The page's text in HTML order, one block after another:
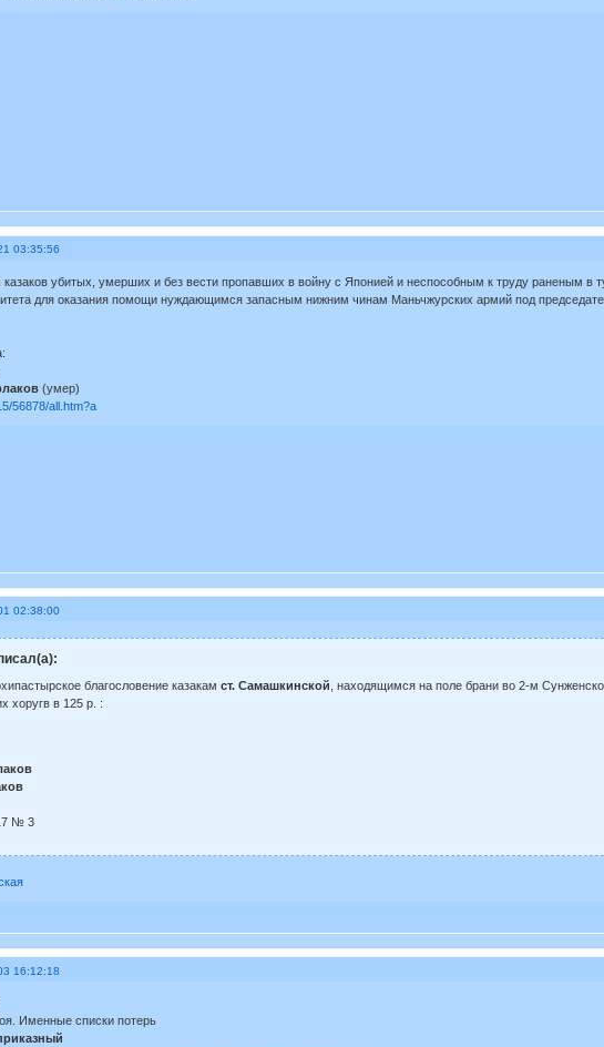
03:35:56
убитых, умерших и без вести пропавших в войну с Японией и неспособным к труду раненым в
для оказания помощи нуждающимся запасным нижним чинам Маньчжурских армий под
(умер)
56878/all.htm?a
02:38:00
благословение казакам ст. Самашкинской , находящимся на поле брани во 2-м
хоругв в 125 р. :
№ 3
16:12:18
Именные списки потерь